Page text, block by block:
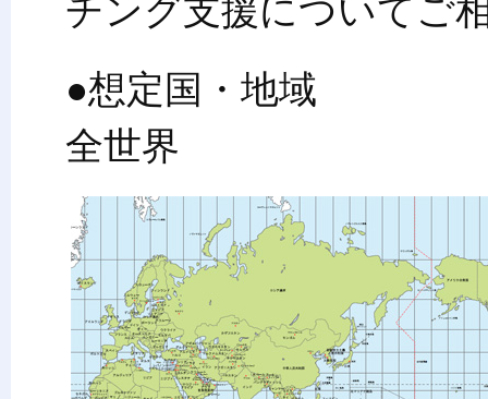
チング支援についてご
●想定国・地域
全世界